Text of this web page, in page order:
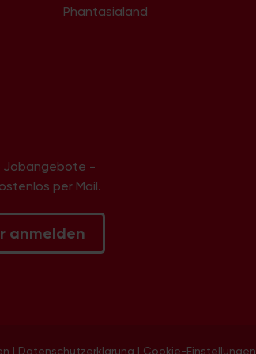
Phantasialand
Jobangebote -
per Mail.
anmelden
| Datenschutzerklärung | Cookie-Einstellungen